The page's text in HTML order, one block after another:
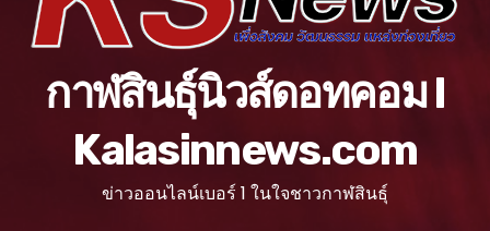
กาฬสินธุ์นิวส์ดอทคอม l
Kalasinnews.com
ข่าวออนไลน์เบอร์ 1 ในใจชาวกาฬสินธุ์